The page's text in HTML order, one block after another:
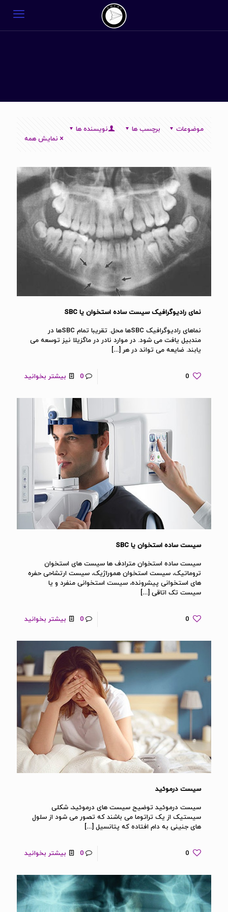
موضوعات برچسب ها
نویسنده ها
نمایش همه
نمای رادیوگرافیک سیست ساده استخوان یا SBC
نماهای رادیوگرافیک SBCها محل. تقریبا تمام SBCها در
مندبیل یافت می شود. در موارد نادر در ماگزیلا نیز توسعه می
یابند. ضایعه می تواند در هر […]
0
0 بیشتر بخوانید
سیست ساده استخوان یا SBC
سیست ساده استخوان مترادف ها سیست های استخوان
تروماتیک، سیست استخوان هموراژیک، سیست ارتشاحی حفره
های استخوانی پیشرونده، سیست استخوانی منفرد و یا
سیست تک اتاقی […]
0
0 بیشتر بخوانید
سیست درموئید
سیست درموئید توضیح سیست های درموئید، شکلی
سیستیک از یک تراتوما می باشند که تصور می شود از سلول
های جنینی به دام افتاده که پتانسیل […]
0
0 بیشتر بخوانید